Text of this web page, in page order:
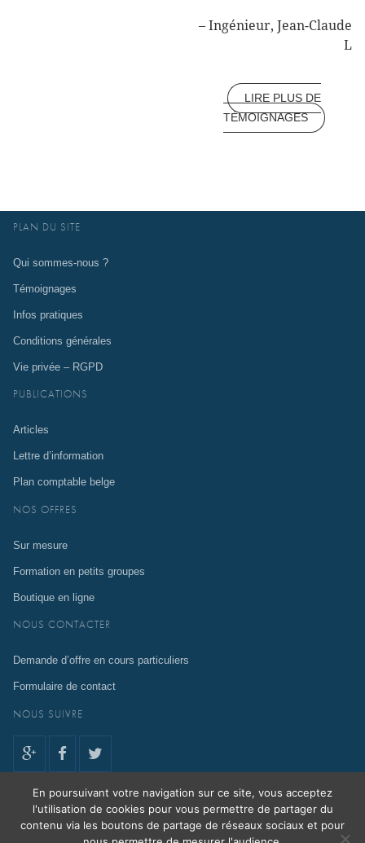
Ingénieur Jean-Claude
L
LIRE PLUS DE
TÉMOIGNAGES
PLAN DU SITE
Qui sommes-nous ?
Témoignages
Infos pratiques
Conditions générales
Vie privée – RGPD
PUBLICATIONS
Articles
Lettre d’information
Plan comptable belge
NOS OFFRES
Sur mesure
Formation en petits groupes
Boutique en ligne
NOUS CONTACTER
Demande d’offre en cours particuliers
Formulaire de contact
NOUS SUIVRE
En poursuivant votre navigation sur ce site, vous acceptez l'utilisation de
En poursuivant votre navigation sur ce site, vous acceptez
l'utilisation de cookies pour vous permettre de partager du
contenu via les boutons de partage de réseaux sociaux et pour